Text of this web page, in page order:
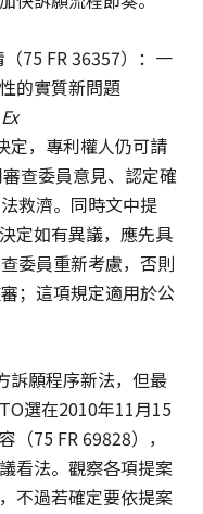
75 FR 36357）：一
的實質新問題
Ex
，專利權人仍可請
查委員意見、認定確
救濟。同時文中提
定如有異議，應先具
委員重新考慮，否則
；這項規定適用於公
訴願程序新法，但最
選在2010年11月15
75 FR 69828），
看法。觀察各項提案
不過若確定要依提案